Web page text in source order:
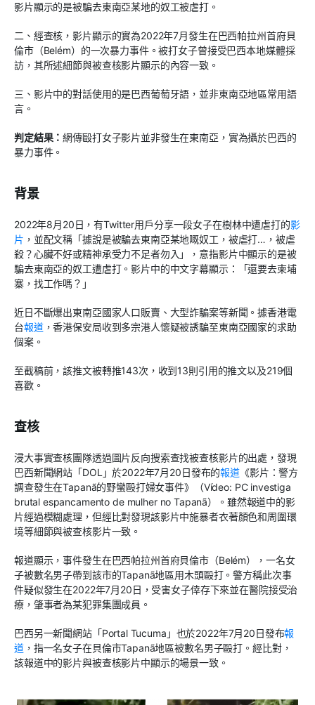
影片顯示的是被騙去東南亞某地的奴工被虐打。
二、經查核，影片顯示的實為2022年7月發生在巴西帕拉州首府貝
倫市（Belém）的一次暴力事件。被打女子曾接受巴西本地媒體採
訪，其所述細節與被查核影片顯示的內容一致。
三、影片中的對話使用的是巴西葡萄牙語，並非東南亞地區常用語
言。
判定結果：網傳毆打女子影片並非發生在東南亞，實為攝於巴西的
暴力事件。
背景
2022年8月20日，有Twitter用戶分享一段女子在樹林中遭虐打的影
片 ，並配文稱「據說是被騙去東南亞某地嘅奴工，被虐打…，被虐
殺？心臟不好或精神承受力不足者勿入」，意指影片中顯示的是被
騙去東南亞的奴工遭虐打。影片中的中文字幕顯示：「還要去柬埔
寨，找工作嗎？」
近日不斷爆出東南亞國家人口販賣、大型詐騙案等新聞。據香港電
台報道，香港保安局收到多宗港人懷疑被誘騙至東南亞國家的求助
個案。
至截稿前，該推文被轉推143次，收到13則引用的推文以及219個
喜歡。
查核
浸大事實查核團隊透過圖片反向搜索查找被查核影片的出處，發現
巴西新聞網站「DOL」於2022年7月20日發布的報道《影片：警方
調查發生在Tapanã的野蠻毆打婦女事件》（Vídeo: PC investiga
brutal espancamento de mulher no Tapanã）。雖然報道中的影
片經過模糊處理，但經比對發現該影片中施暴者衣著顏色和周圍環
境等細節與被查核影片一致。
報道顯示，事件發生在巴西帕拉州首府貝倫市（Belém），一名女
子被數名男子帶到該市的Tapanã地區用木頭毆打。警方稱此次事
件疑似發生在2022年7月20日，受害女子倖存下來並在醫院接受治
療，肇事者為某犯罪集團成員。
巴西另一新聞網站「Portal Tucuma」也於2022年7月20日發布報
道，指一名女子在貝倫市Tapanã地區被數名男子毆打。經比對，
該報道中的影片與被查核影片中顯示的場景一致。